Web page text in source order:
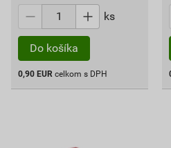
ks
Do košíka
0,90 EUR celkom s DPH